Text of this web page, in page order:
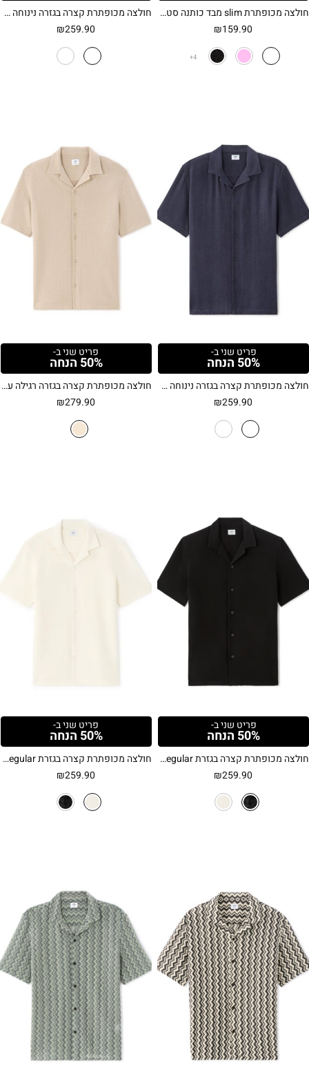
חולצה מכופתרת slim מבד כותנה סטרץ'
₪159.90
4
חולצה מכופתרת קצרה בגזרה נינוחה מבד ויסקוזה ופשתן – בז' טבעי
₪259.90
פריט שני ב-
50% הנחה
חולצה מכופתרת קצרה בגזרה נינוחה מבד ויסקוזה ופשתן – כחול כהה
₪259.90
פריט שני ב-
50% הנחה
חולצה מכופתרת קצרה בגזרה רגילה עם טקסטורה – קרם
₪279.90
פריט שני ב-
50% הנחה
חולצה מכופתרת קצרה בגזרת Regular עם טקסטורה – שחור
₪259.90
פריט שני ב-
50% הנחה
חולצה מכופתרת קצרה בגזרת Regular עם טקסטורה – שמנת
₪259.90